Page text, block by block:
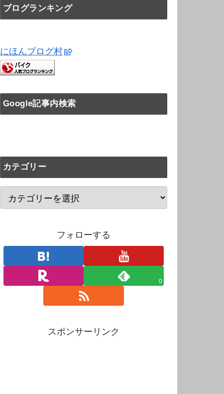
ブログランキング
にほんブログ村
Google記事内検索
カテゴリー
フォローする
0
スポンサーリンク